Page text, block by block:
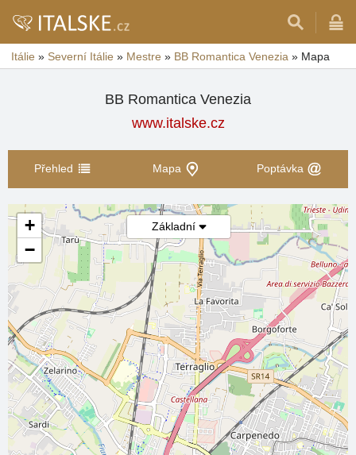
Itálie » Severní Itálie » Mestre » BB Romantica Venezia » Mapa
BB Romantica Venezia
www.italske.cz
Přehled Mapa Poptávka
Základní
+
−